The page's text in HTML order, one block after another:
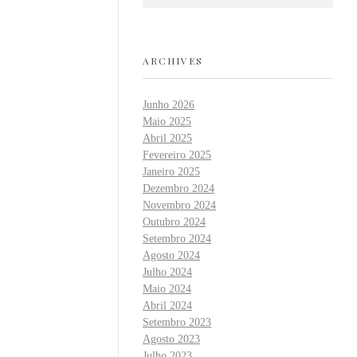
ARCHIVES
Junho 2026
Maio 2025
Abril 2025
Fevereiro 2025
Janeiro 2025
Dezembro 2024
Novembro 2024
Outubro 2024
Setembro 2024
Agosto 2024
Julho 2024
Maio 2024
Abril 2024
Setembro 2023
Agosto 2023